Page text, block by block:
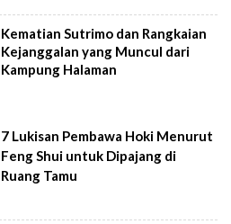
Kematian Sutrimo dan Rangkaian
Kejanggalan yang Muncul dari
Kampung Halaman
7 Lukisan Pembawa Hoki Menurut
Feng Shui untuk Dipajang di
Ruang Tamu